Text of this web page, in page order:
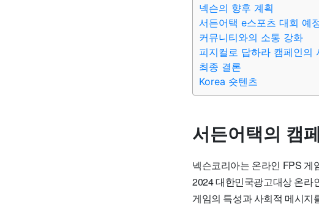
넥슨의 향후 계획
서든어택 e스포츠 대회 예
커뮤니티와의 소통 강화
피지컬로 답하라 캠페인의
최종 결론
Korea 숏텐츠
서든어택의 캠
넥슨코리아는 온라인 FPS 게
2024 대한민국광고대상 온라
게임의 특성과 사회적 메시지